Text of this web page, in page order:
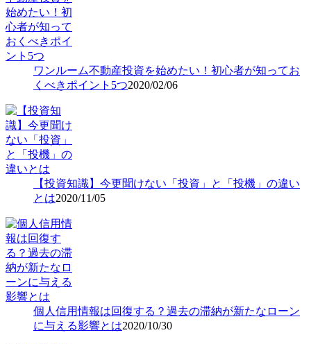
ワンルーム不動産投資を始めたい！初心者が知ってお
くべきポイント5つ2020/02/06
【投資知識】今更聞けない「投資」と「投機」の違い
とは2020/11/05
個人信用情報は回復する？過去の滞納が新たなローン
に与える影響とは2020/10/30